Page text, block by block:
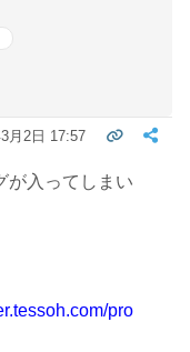
月2日 17:57
が入ってしまい
pro